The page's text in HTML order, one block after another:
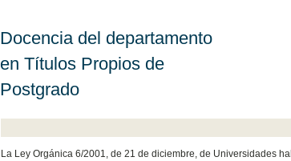
Docencia del departamento
en Títulos Propios de
Postgrado
La Ley Orgánica 6/2001, de 21 de diciembre, de Universidades